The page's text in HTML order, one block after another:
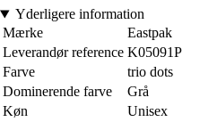
Yderligere information
Mærke
Eastpak
Leverandør reference K05091P
Farve
trio dots
Dominerende farve
Grå
Køn
Unisex